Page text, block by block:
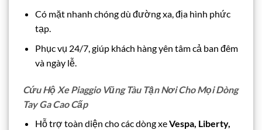
Có mặt nhanh chóng dù đường xa, địa hình phức
tạp.
Phục vụ 24/7, giúp khách hàng yên tâm cả ban đêm
và ngày lễ.
Cứu Hộ Xe Piaggio Vũng Tàu Tận Nơi Cho Mọi Dòng
Tay Ga Cao Cấp
Hỗ trợ toàn diện cho các dòng xeVespa, Liberty,